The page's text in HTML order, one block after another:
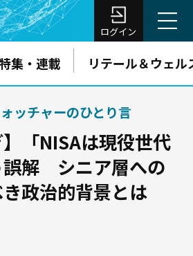
ログイン
集・連載 リテール＆ウェル
ッチャーのひとり言
】「NISAは現役世代
誤解 シニア層への
政治的背景とは